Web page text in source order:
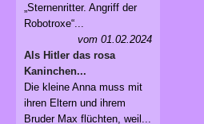
„Sternenritter. Angriff der
Robotroxe“...
vom 01.02.2024
Als Hitler das rosa
Kaninchen...
Die kleine Anna muss mit
ihren Eltern und ihrem
Bruder Max flüchten, weil...